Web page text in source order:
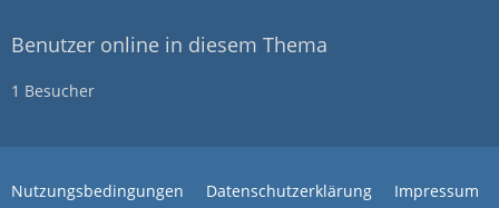
Benutzer online in diesem Thema
1 Besucher
Nutzungsbedingungen Datenschutzerklärung Impressum